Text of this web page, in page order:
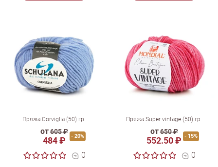
Пряжа Corviglia (50) гр.
от605 ₽
484 ₽ - 20%
0
Пряжа Super vintage (50) гр.
от650 ₽
552.50 ₽ - 15%
0